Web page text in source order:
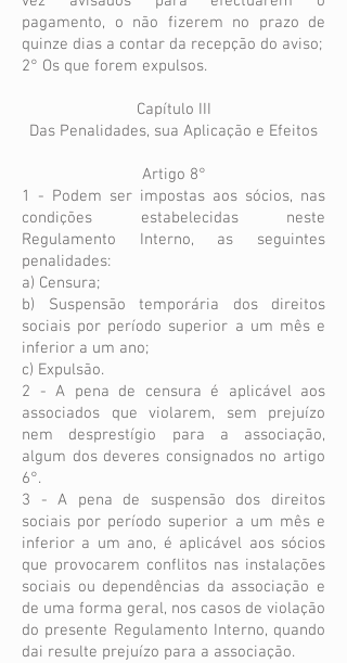
pagamento, o não fizerem no prazo de
quinze dias a contar da recepção do aviso;
2° Os que forem expulsos.
Capítulo III
Das Penalidades, sua Aplicação e Efeitos
Artigo 8°
1 - Podem ser impostas aos sócios, nas
condições estabelecidas neste
Regulamento Interno, as seguintes
penalidades:
a) Censura;
b) Suspensão temporária dos direitos
sociais por período superior a um mês e
inferior a um ano;
c) Expulsão.
2 - A pena de censura é aplicável aos
associados que violarem, sem prejuízo
nem desprestígio para a associação,
algum dos deveres consignados no artigo
6°.
3 - A pena de suspensão dos direitos
sociais por período superior a um mês e
inferior a um ano, é aplicável aos sócios
que provocarem conflitos nas instalações
sociais ou dependências da associação e
de uma forma geral, nos casos de violação
do presente Regulamento Interno, quando
dai resulte prejuízo para a associação.